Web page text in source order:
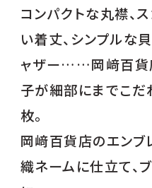
コンパクトな丸襟、
い着丈、シンプルな
ャザー……岡﨑百貨
子が細部にまでこだ
枚。
岡﨑百貨店のエンブ
織ネームに仕立て、